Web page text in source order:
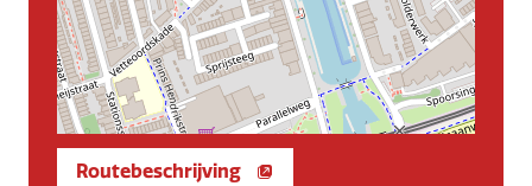
Routebeschrijving